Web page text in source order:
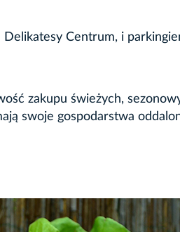
Delikatesy Centrum, i
zakupu świeżych,
swoje gospodarstwa